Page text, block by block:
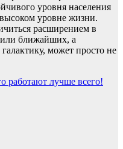
уровня населения
уровне жизни.
расширением в
или ближайших, а
может просто не
работают лучше всего!